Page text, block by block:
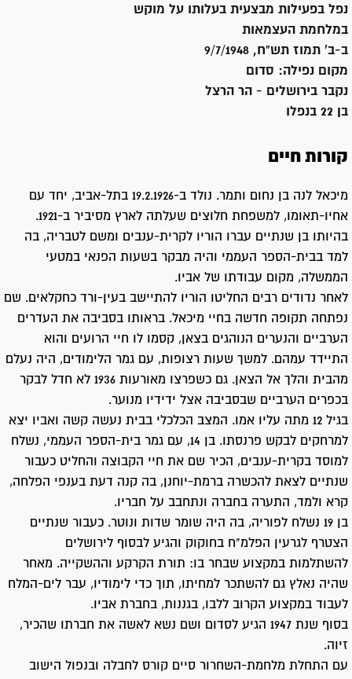
נפל בפעילות מבצעית בעלותו על מוקש
במלחמת העצמאות
ב-ב' תמוז תש"ח, 9/7/1948
מקום נפילה: סדום
נקבר בירושלים - הר הרצל
בן 22 בנפלו
קורות חיים
מיכאל לנה בן נחום ותמר. נולד ב-19.2.1926 בתל-אביב, יחד עם
בהיותו בן שנתיים עברו הוריו לקרית-ענבים ומשם לטבריה, בה
למד בבית-הספר העממי והיה מבקר בשעות הפנאי במטעי
הממשלה, מקום עבודתו של אביו.
לאחר נדודים רבים החליטו הוריו להתיישב בעין-ורד כחקלאים. שם
נפתחה תקופה חדשה בחיי מיכאל. בראותו בסביבה את העדרים
הערביים והנערים הנוהגים בצאן, קסמו לו חיי הרועים והוא
התיידד עמהם. למשך שעות רצופות, עם גמר הלימודים, היה נעלם
מהבית והלך אל הצאן. גם כשפרצו מאורעות 1936 לא חדל לבקר
בכפרים הערביים שבסביבה אצל ידידיו מנוער.
בגיל 12 מתה עליו אמו. המצב הכלכלי בבית נעשה קשה ואביו יצא
למרחקים לבקש פרנסתו. בן 14, עם גמר בית-הספר העממי, נשלח
למוסד בקרית-ענבים, הכיר שם את חיי הקבוצה והחליט כעבור
שנתיים לצאת להכשרה ברמת-יוחנן, בה קנה דעת בענפי הפלחה,
קרא ולמד, התערה בחברה ונתחבב על חבריו.
בן 19 נשלח לפוריה, בה היה שומר שדות ונוטר. כעבור שנתיים
הצטרף לגרעין הפלמ"ח בחוקוק והגיע לבסוף לירושלים
להשתלמות במקצוע שבחר בו: תורת הקרקע וההשקייה. מאחר
שהיה נאלץ גם להשתכר למחיתו, תוך כדי לימודיו, עבר לים-המלח
לעבוד במקצוע הקרוב ללבו, בגננות, בחברת אביו.
בסוף שנת 1947 הגיע לסדום ושם נשא לאשה את חברתו שהכיר,
זיוה.
עם התחלת מלחמת-השחרור סיים קורס לחבלה ובנפול הישוב